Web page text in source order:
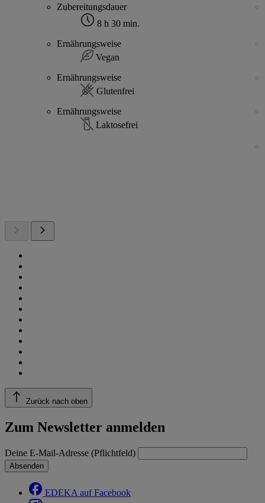
Zubereitungsdauer
8 h 30 min.
Ernährungsweise
Vegan
Ernährungsweise
Glutenfrei
Ernährungsweise
Laktosefrei
Zurück nach oben
Zum Newsletter anmelden
Deine E-Mail-Adresse (Pflichtfeld)
Absenden
EDEKA auf Facebook